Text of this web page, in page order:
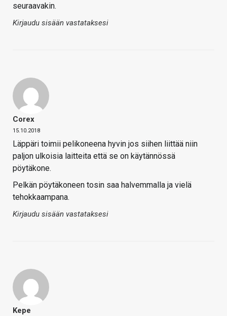
seuraavakin.
Kirjaudu sisään vastataksesi
Corex
15.10.2018
Läppäri toimii pelikoneena hyvin jos siihen liittää niin
paljon ulkoisia laitteita että se on käytännössä
pöytäkone.
Pelkän pöytäkoneen tosin saa halvemmalla ja vielä
tehokkaampana.
Kirjaudu sisään vastataksesi
Kepe